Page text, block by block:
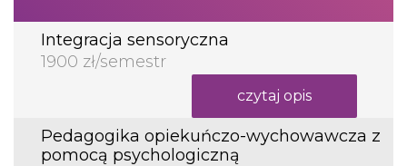
Integracja sensoryczna
1900 zł/semestr
czytaj opis
Pedagogika opiekuńczo-wychowawcza z
pomocą psychologiczną